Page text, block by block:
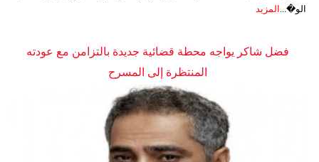
الو�... المزيد
فضل شاكر يواجه محطة قضائية جديدة بالتزامن مع عودته
المنتظرة إلى المسرح